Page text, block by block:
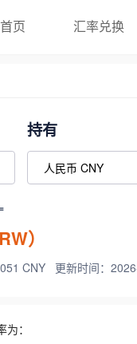
首页 汇率兑换
持有
）
CNY 更新时间：
：